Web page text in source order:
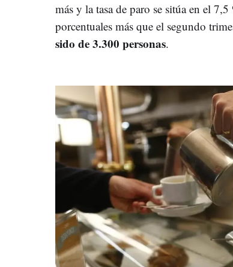
más y la tasa de paro se sitúa en el
porcentuales más que el segundo
sido de 3.300 personas.